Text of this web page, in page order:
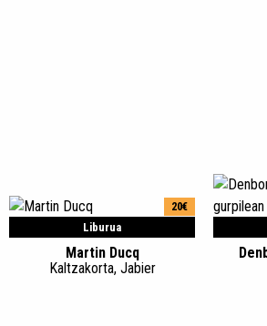
Liburua
20€
Martin Ducq
Kaltzakorta, Jabier